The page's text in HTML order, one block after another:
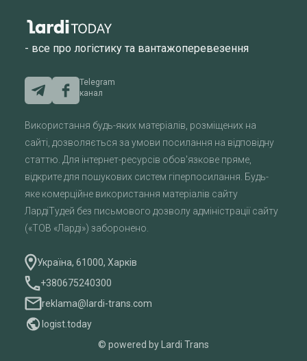
- все про логістику та вантажоперевезення
Telegram
канал
Використання будь-яких матеріалів, розміщених на
сайті, дозволяється за умови посилання на відповідну
статтю. Для інтернет-ресурсів обов'язкове пряме,
відкрите для пошукових систем гіперпосилання. Будь-
яке комерційне використання матеріалів сайту
ЛардіТудей без письмового дозволу адміністрації сайту
(«ТОВ «Ларді») заборонено.
Україна, 61000, Харків
+380675240300
reklama@lardi-trans.com
logist.today
© powered by Lardi Trans